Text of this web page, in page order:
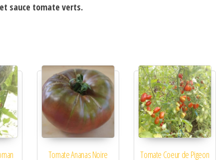
sauce tomate verts.
Tomate Ananas Noire Tomate Coeur de Pigeon